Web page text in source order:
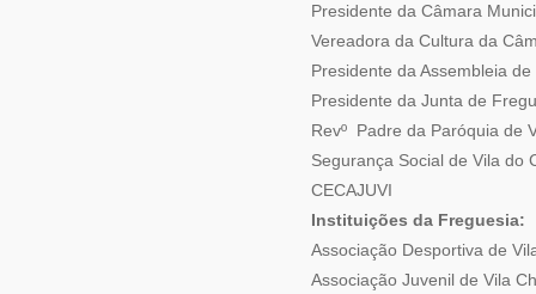
Presidente da Câmara
Vereadora da Cultura da
Presidente da
Presidente da Junta
Revº Padre da
Segurança Social
CECAJUVI
Instituições da Freguesia:
Associação
Associação